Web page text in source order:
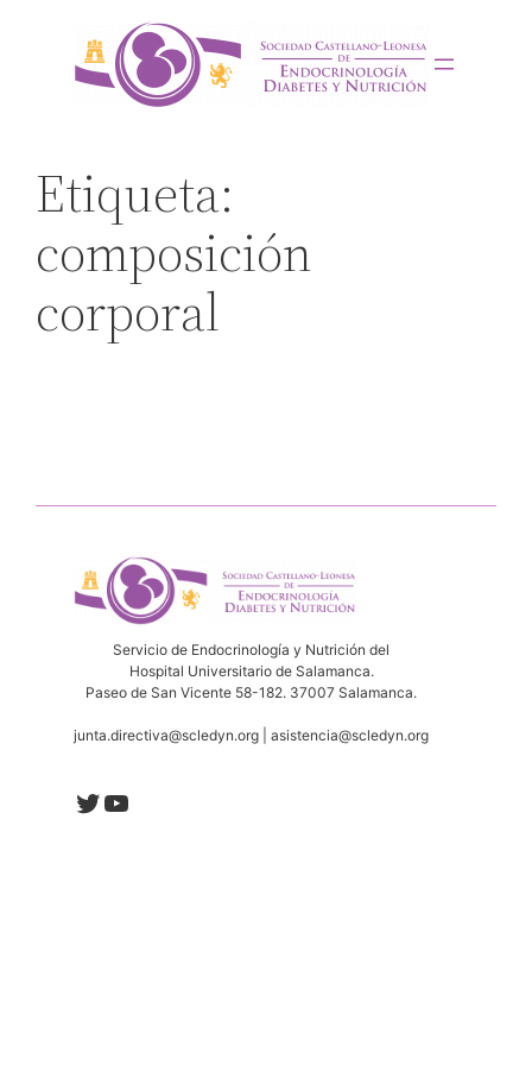
contenido
Etiqueta:
composición
corporal
Servicio de Endocrinología y Nutrición del
Hospital Universitario de Salamanca.
Paseo de San Vicente 58-182. 37007 Salamanca.
junta.directiva@scledyn.org | asistencia@scledyn.org
Twitter
YouTube